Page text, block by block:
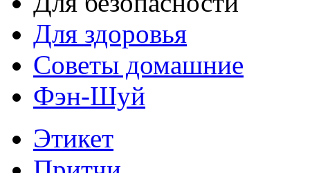
Для здоровья
Советы домашние
Фэн-Шуй
Этикет